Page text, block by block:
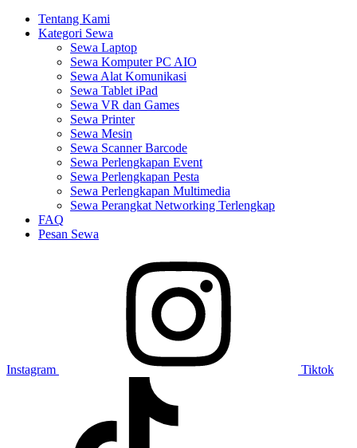
Tentang Kami
Kategori Sewa
Sewa Laptop
Sewa Komputer PC AIO
Sewa Alat Komunikasi
Sewa Tablet iPad
Sewa VR dan Games
Sewa Printer
Sewa Mesin
Sewa Scanner Barcode
Sewa Perlengkapan Event
Sewa Perlengkapan Pesta
Sewa Perlengkapan Multimedia
Sewa Perangkat Networking Terlengkap
FAQ
Pesan Sewa
Instagram Tiktok